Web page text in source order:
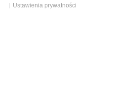
Ustawienia prywatności